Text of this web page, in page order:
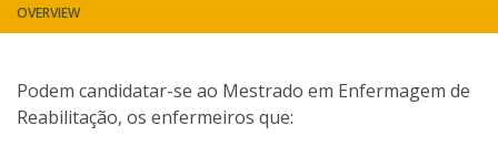
OVERVIEW
Podem candidatar-se ao Mestrado em Enfermagem de
Reabilitação, os enfermeiros que: